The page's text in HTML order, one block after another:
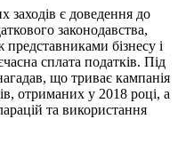
заходів є доведення до
законодавства,
бізнесу і
сплата податків. Під
що триває кампанія
отриманих у 2018 році, а
та використання